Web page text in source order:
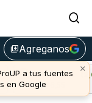
library_addAgreganos
×
a tus fuentes
en Google
Avalanche
u$s 6,55